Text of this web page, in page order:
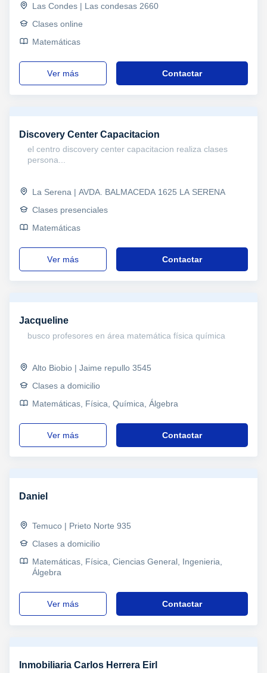
Las Condes | Las condesas 2660
Clases online
Matemáticas
ver más Contactar
Discovery Center Capacitacion
el centro discovery center capacitacion realiza clases
persona...
La Serena | AVDA. BALMACEDA 1625 LA SERENA
Clases presenciales
Matemáticas
ver más Contactar
Jacqueline
busco profesores en área matemática física química
Alto Biobio | Jaime repullo 3545
Clases a domicilio
Matemáticas, Física, Química, Álgebra
ver más Contactar
Daniel
Temuco | Prieto Norte 935
Clases a domicilio
Matemáticas, Física, Ciencias General, Ingenieria,
Álgebra
ver más Contactar
Inmobiliaria Carlos Herrera Eirl